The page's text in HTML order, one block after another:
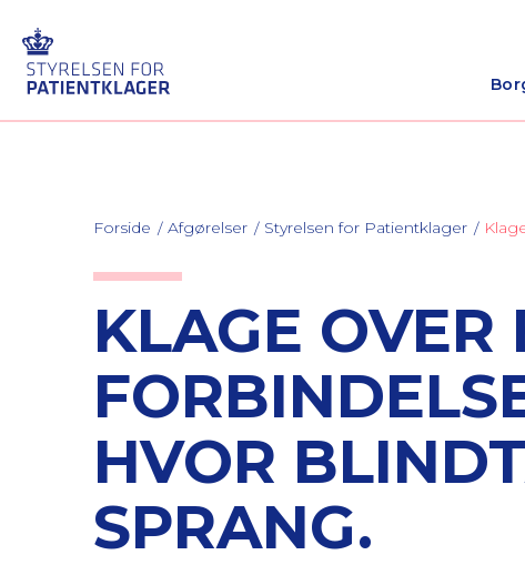
Forside Afgørelser Styrelsen for Patientklager
KLAGE
HVOR
SPRANG.